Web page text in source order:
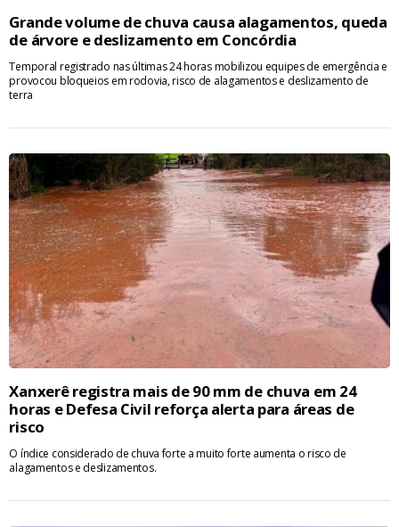
Grande volume de chuva causa alagamentos, queda
de árvore e deslizamento em Concórdia
Temporal registrado nas últimas 24 horas mobilizou equipes de emergência e
provocou bloqueios em rodovia, risco de alagamentos e deslizamento de
terra
Xanxerê registra mais de 90 mm de chuva em 24
horas e Defesa Civil reforça alerta para áreas de
risco
O índice considerado de chuva forte a muito forte aumenta o risco de
alagamentos e deslizamentos.